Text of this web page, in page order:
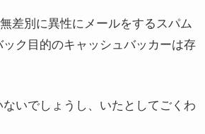
差別に異性にメールをするスパム
ク目的のキャッシュバッカーは存
いでしょうし、いたとしてごくわ